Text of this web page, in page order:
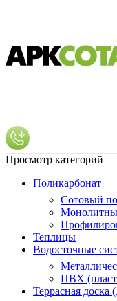
Просмотр категорий
Поликарбонат
Сотовый
Теплицы
Водосточные
ПВХ
Террасная